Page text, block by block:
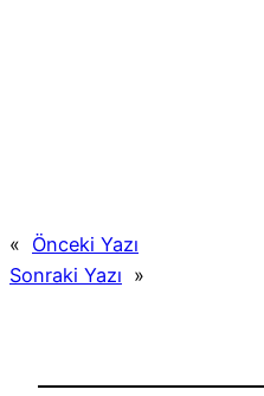
« Önceki Yazı
Sonraki Yazı »